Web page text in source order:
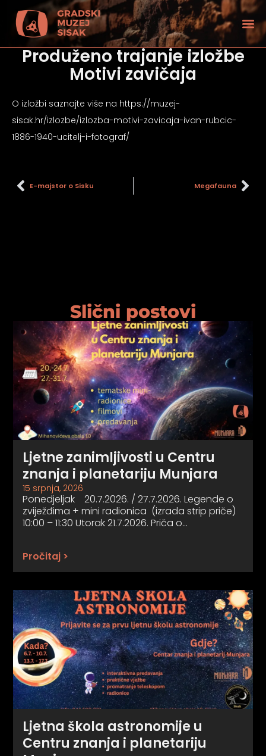
Produženo trajanje izložbe
Motivi zavičaja
O izložbi saznajte više na https://muzej-
sisak.hr/izlozbe/izlozba-motivi-zavicaja-ivan-rubcic-
1886-1940-ucitelj-i-fotograf/
E-majstor o Sisku Megafauna
Slični postovi
Ljetne zanimljivosti u Centru
znanja i planetariju Munjara
15 srpnja, 2026
Ponedjeljak 20.7.2026. / 27.7.2026. Legende o
zviježđima + mini radionica (izrada strip priče)
10:00 – 11:30 Utorak 21.7.2026. Priča o…
Pročitaj >
Ljetna škola astronomije u
Centru znanja i planetariju